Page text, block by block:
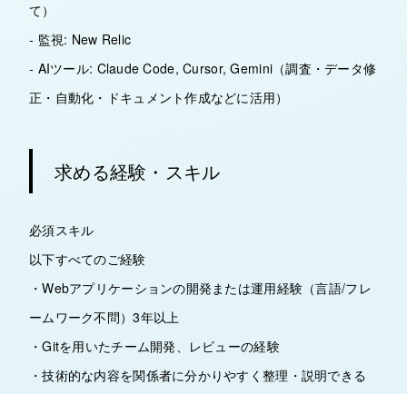
て）
- 監視: New Relic
- AIツール: Claude Code, Cursor, Gemini（調査・データ修
正・自動化・ドキュメント作成などに活用）
求める経験・スキル
必須スキル
以下すべてのご経験
・Webアプリケーションの開発または運用経験（言語/フレ
ームワーク不問）3年以上
・Gitを用いたチーム開発、レビューの経験
・技術的な内容を関係者に分かりやすく整理・説明できる